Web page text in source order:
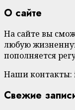
О сайте
На сайте вы
любую
пополняется
Наши контакты:
Свежие